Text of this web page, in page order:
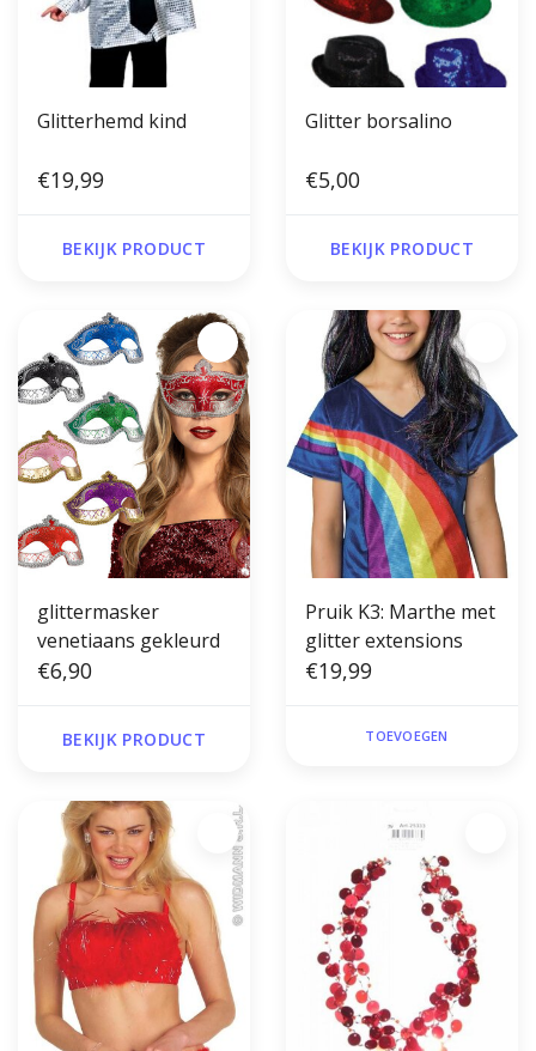
Glitterhemd kind
€19,99
BEKIJK PRODUCT
Glitter borsalino
€5,00
BEKIJK PRODUCT
glittermasker
venetiaans gekleurd
€6,90
BEKIJK PRODUCT
Pruik K3: Marthe met
glitter extensions
€19,99
TOEVOEGEN